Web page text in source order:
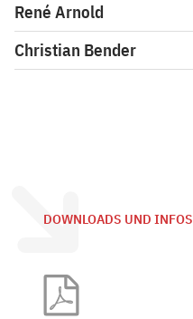
René Arnold
Christian Bender
DOWNLOADS UND INFOS